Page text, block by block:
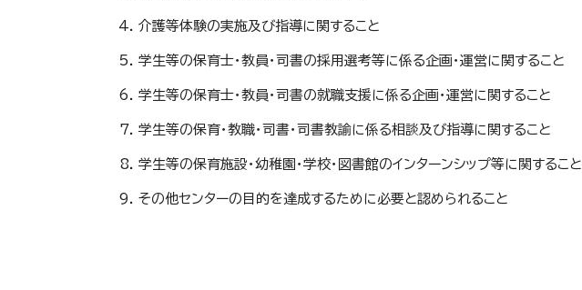
介護等体験の実施及び指導に関すること
学生等の保育士・教員・司書の採用選考等に係る企画・運営に関すること
学生等の保育士・教員・司書の就職支援に係る企画・運営に関すること
学生等の保育・教職・司書・司書教諭に係る相談及び指導に関すること
学生等の保育施設・幼稚園・学校・図書館のインターンシップ等に関すること
その他センターの目的を達成するために必要と認められること